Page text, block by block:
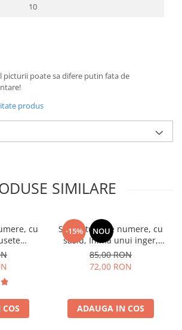
10
poate sa difere putin fata de
produs
SIMILARE
cu
cm
-15% NOU
Set pictura pe numere, cu
sasiu, Inima unui inger,
30x40 cm
85,00 RON
72,00 RON
ADAUGA IN COS